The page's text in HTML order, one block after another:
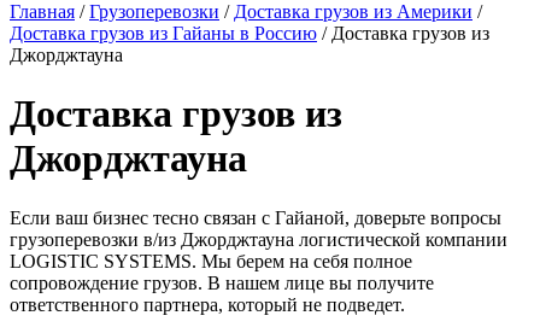
Главная /Грузоперевозки / Доставка грузов из Америки /
Доставка грузов из Гайаны в Россию / Доставка грузов из
Джорджтауна
Доставка грузов из
Джорджтауна
Если ваш бизнес тесно связан с Гайаной, доверьте вопросы
грузоперевозки в/из Джорджтауна логистической компании
LOGISTIC SYSTEMS. Мы берем на себя полное
сопровождение грузов. В нашем лице вы получите
ответственного партнера, который не подведет.